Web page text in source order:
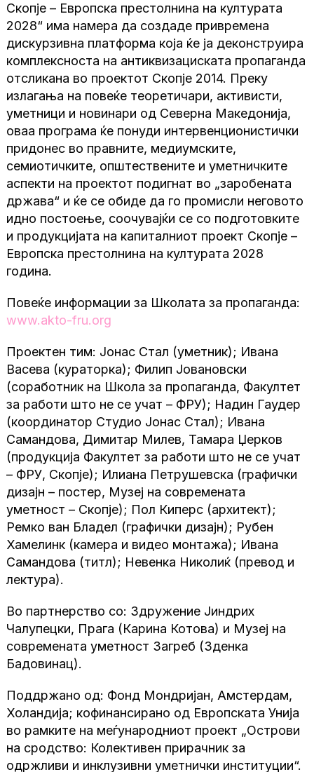
Скопје – Европска престолнина на културата
2028“ има намера да создаде привремена
дискурзивна платформа која ќе ја деконструира
комплексноста на антиквизациската пропаганда
отсликана во проектот Скопје 2014. Преку
излагања на повеќе теоретичари, активисти,
уметници и новинари од Северна Македонија,
оваа програма ќе понуди интервенционистички
придонес во правните, медиумските,
семиотичките, општествените и уметничките
аспекти на проектот подигнат во „заробената
држава“ и ќе се обиде да го промисли неговото
идно постоење, соочувајќи се со подготовките
и продукцијата на капиталниот проект Скопје –
Европска престолнина на културата 2028
година.
Повеќе информации за Школата за пропаганда:
www.akto-fru.org
Проектен тим: Јонас Стал (уметник); Ивана
Васева (кураторка); Филип Јовановски
(соработник на Школа за пропаганда, Факултет
за работи што не се учат – ФРУ); Надин Гаудер
(координатор Студио Јонас Стал); Ивана
Самандова, Димитар Милев, Тамара Џерков
(продукција Факултет за работи што не се учат
– ФРУ, Скопје); Илиана Петрушевска (графички
дизајн – постер, Музеј на современата
уметност – Скопје); Пол Киперс (архитект);
Ремко ван Бладел (графички дизајн); Рубен
Хамелинк (камера и видео монтажа); Ивана
Самандова (титл); Невенка Николиќ (превод и
лектура).
Во партнерство со: Здружение Јиндрих
Чалупецки, Прага (Карина Котова) и Музеј на
современата уметност Загреб (Зденка
Бадовинац).
Поддржано од: Фонд Мондријан, Амстердам,
Холандија; кофинансирано од Европската Унија
во рамките на меѓународниот проект „Острови
на сродство: Колективен прирачник за
одржливи и инклузивни уметнички институции“.